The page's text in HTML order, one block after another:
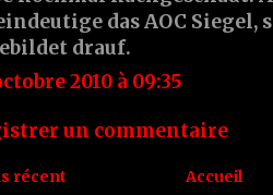
das AOC Siegel,
drauf.
2010 à 09:35
un commentaire
récent Accueil